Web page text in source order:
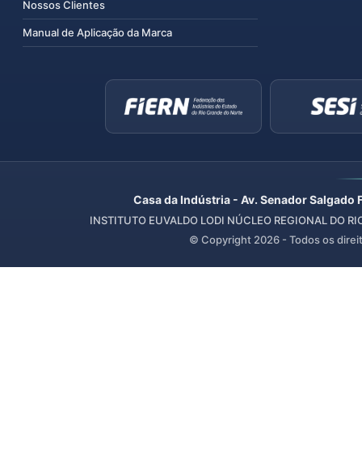
Nossos Clientes
Manual de Aplicação da Marca
Casa da Indústria - Av. Senador
INSTITUTO EUVALDO LODI NÚCLEO REGIONAL DO
© Copyright 2026 - Todos os